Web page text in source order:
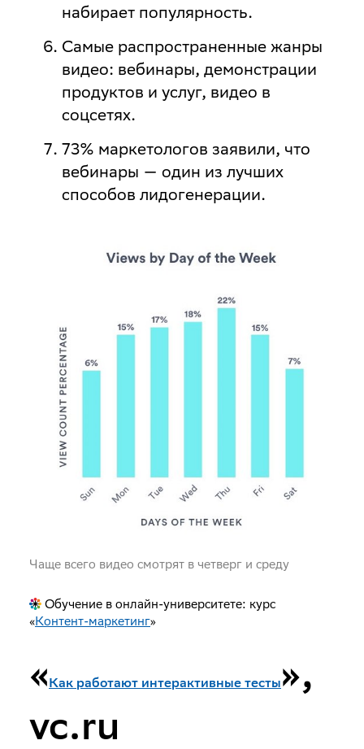
набирает популярность.
Самые распространенные жанры
видео: вебинары, демонстрации
продуктов и услуг, видео в
соцсетях.
73% маркетологов заявили, что
вебинары — один из лучших
способов лидогенерации.
Чаще всего видео смотрят в четверг и среду
Обучение в онлайн-университете: курс
«Контент-маркетинг»
«Как работают интерактивные тесты»,
vc.ru